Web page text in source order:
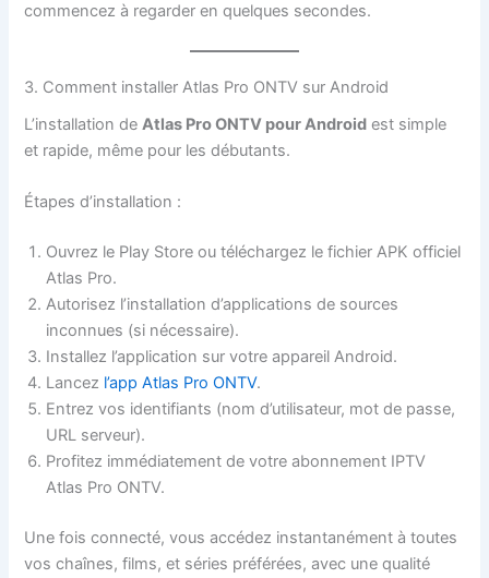
commencez à regarder en quelques secondes.
3. Comment installer Atlas Pro ONTV sur Android
L’installation deAtlas Pro ONTV pour Android est simple
et rapide, même pour les débutants.
Étapes d’installation :
Ouvrez le Play Store ou téléchargez le fichier APK officiel
Atlas Pro.
Autorisez l’installation d’applications de sources
inconnues (si nécessaire).
Installez l’application sur votre appareil Android.
Lancez l’app Atlas Pro ONTV.
Entrez vos identifiants (nom d’utilisateur, mot de passe,
URL serveur).
Profitez immédiatement de votre abonnement IPTV
Atlas Pro ONTV.
Une fois connecté, vous accédez instantanément à toutes
vos chaînes, films, et séries préférées, avec une qualité